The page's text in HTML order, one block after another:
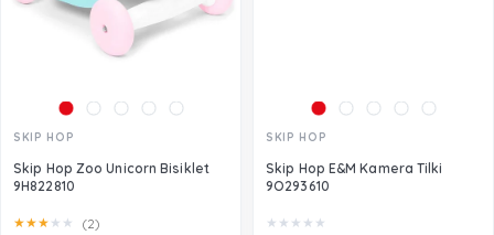
SKIP HOP
Skip Hop Zoo Unicorn Bisiklet
9H822810
★★★ ★ ★ (2)
SKIP HOP
Skip Hop E&M Kamera Tilki
9O293610
★ ★ ★ ★ ★